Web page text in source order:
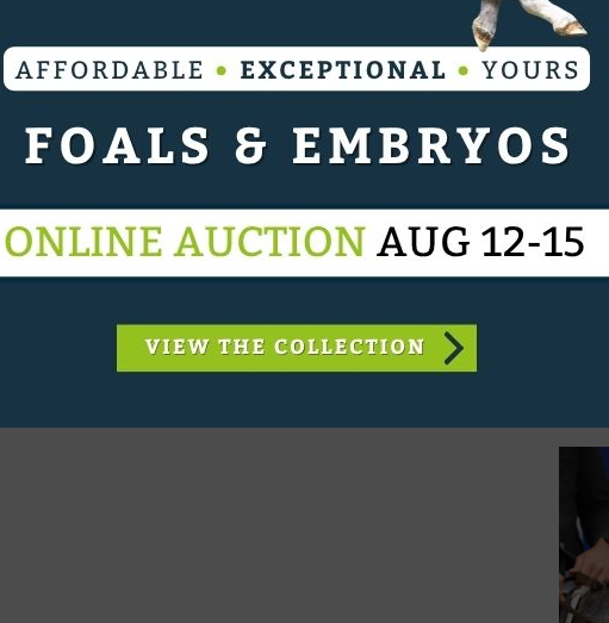
jaren deuren voor mij geopend. Van Grand
ik ben dankbaar voor alles wat hij